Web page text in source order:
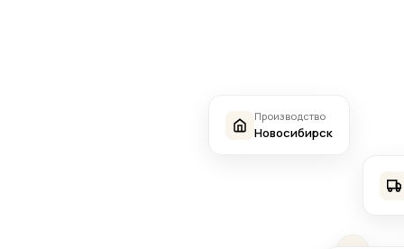
Производство
Новосибирск